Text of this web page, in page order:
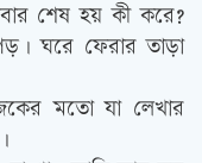
শেষ হয় কী করে?
ঘরে ফেরার তাড়া
মতো যা লেখার